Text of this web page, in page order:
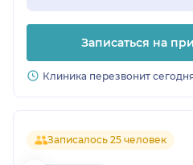
Записаться на
Клиника перезвонит
Записалось 25 человек